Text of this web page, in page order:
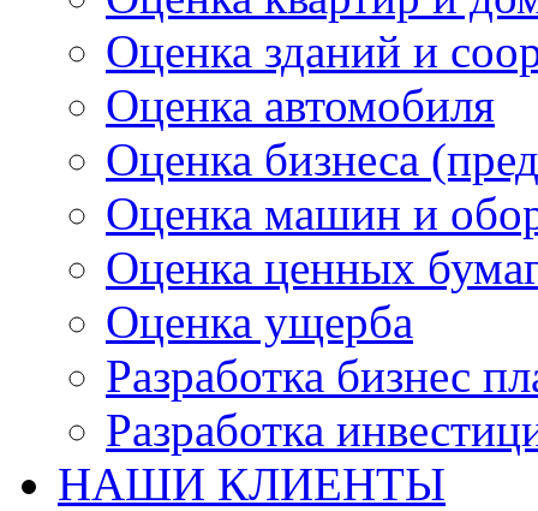
Оценка зданий и
Оценка автомобиля
Оценка бизнеса
Оценка машин и
Оценка ценных
Оценка ущерба
Разработка бизнес
Разработка
НАШИ КЛИЕНТЫ